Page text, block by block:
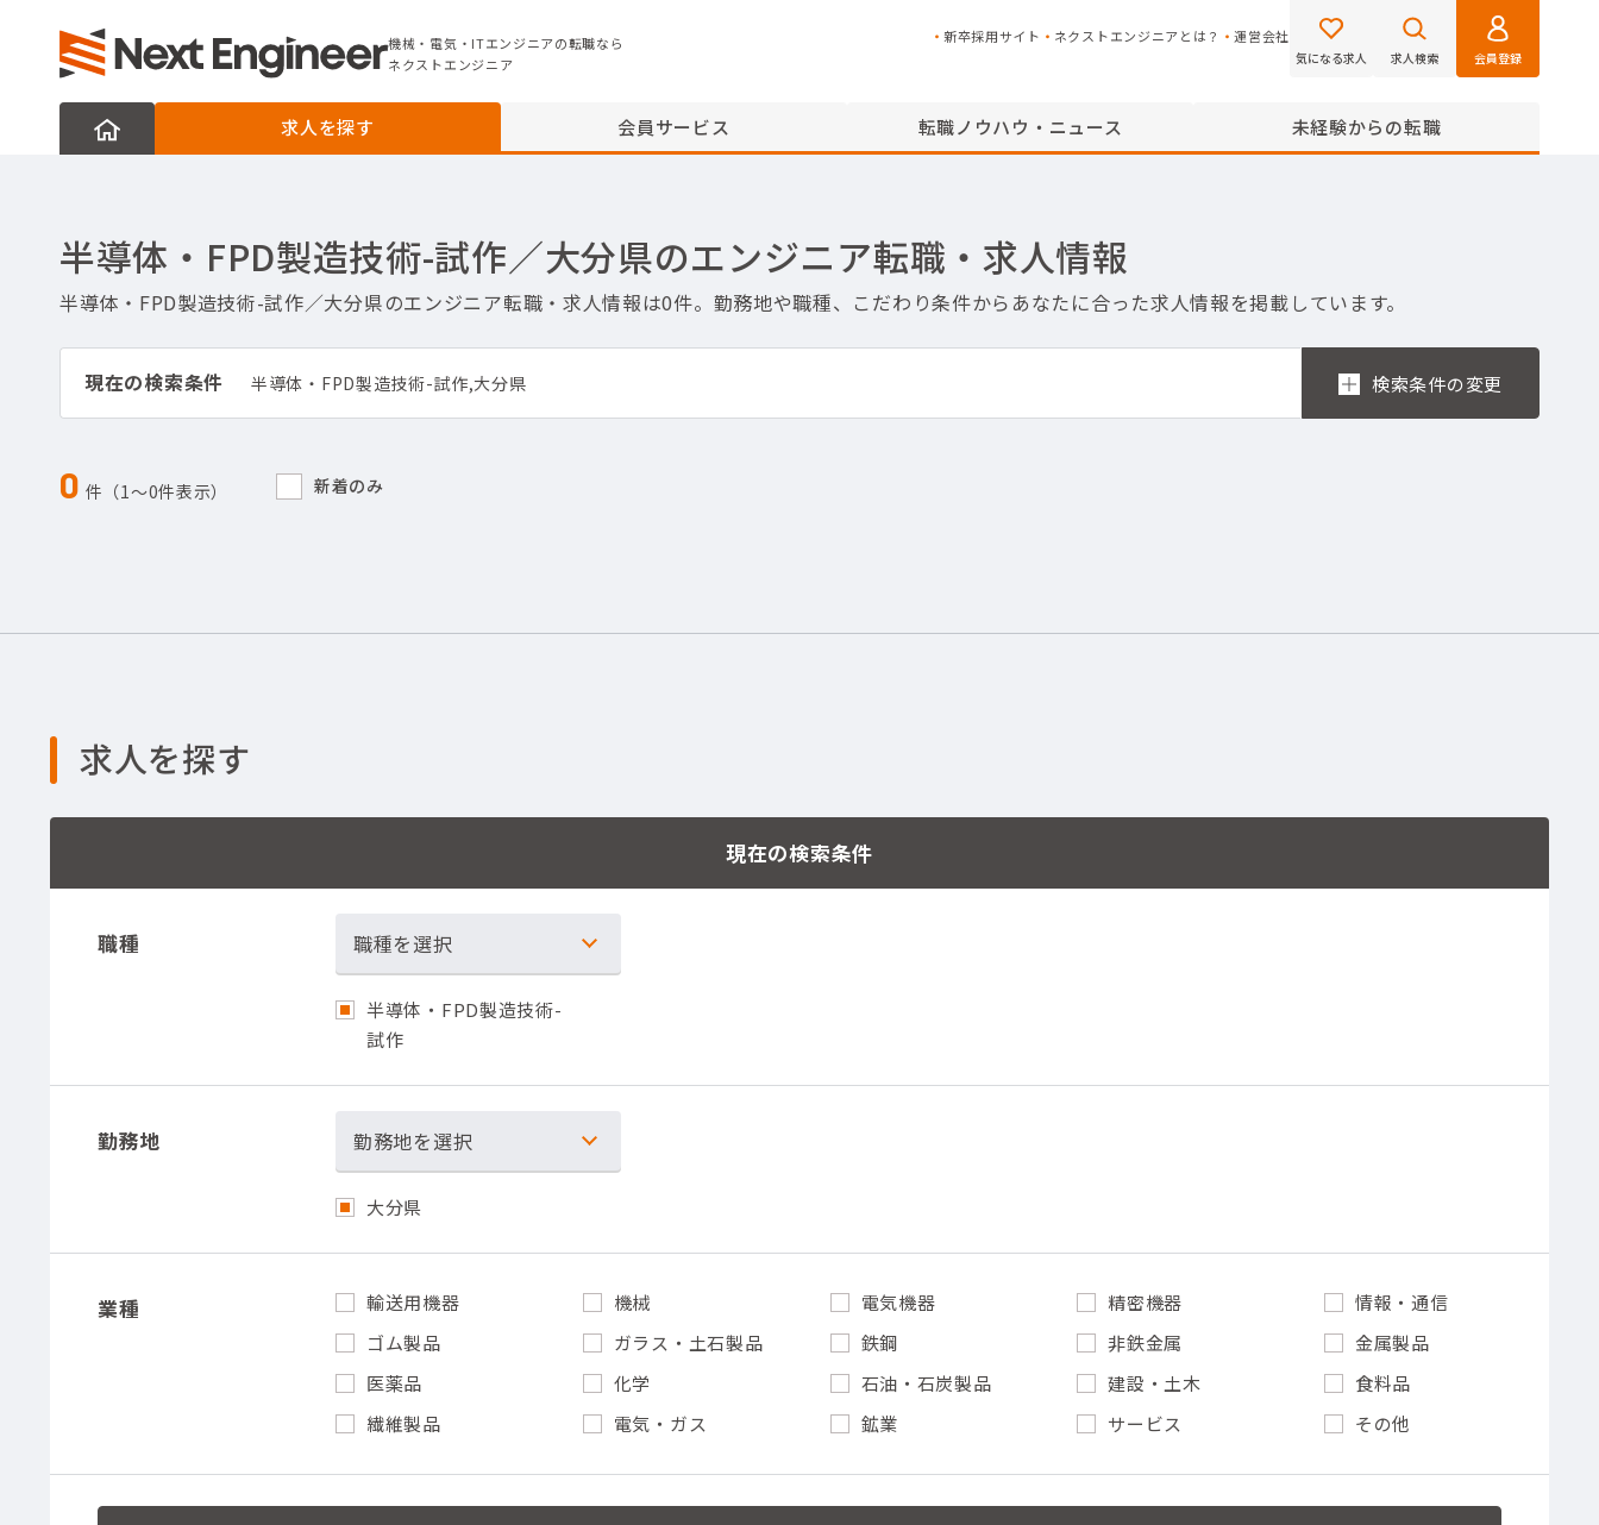
機械・電気・ITエンジニアの転職なら
機械・電気・ITエンジニアの転職なら
ネクストエンジニア
新卒採用サイト ネクストエンジニアとは？ 運営会社
気になる求人 求人検索 会員登録
求人を探す 会員サービス 転職ノウハウ・ニュース 未経験からの転職
半導体・FPD製造技術-試作／大分県のエンジニア転職・求人情報
半導体・FPD製造技術-試作／大分県のエンジニア転職・求人情報は0件。勤務地や職種、こだわり条件からあなたに合った求人情報を掲載しています。
現在の検索条件 半導体・FPD製造技術-試作,大分県
0 件（1〜0件表示） 新着のみ
求人を探す
現在の検索条件
職種 職種を選択
半導体・FPD製造技術-
試作
勤務地 勤務地を選択
大分県
業種 輸送用機器 機械 電気機器 精密機器
情報・通信
ゴム製品
ガラス・土石製品 鉄鋼 非鉄金属
金属製品
医薬品
化学 石油・石炭製品 建設・土木
食料品
繊維製品
電気・ガス 鉱業 サービス その他